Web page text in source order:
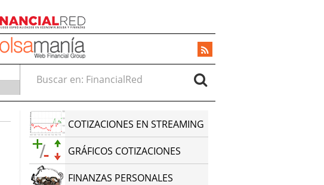
Buscar en:
COTIZACIONES EN STREAMING
GRÁFICOS COTIZACIONES
FINANZAS PERSONALES